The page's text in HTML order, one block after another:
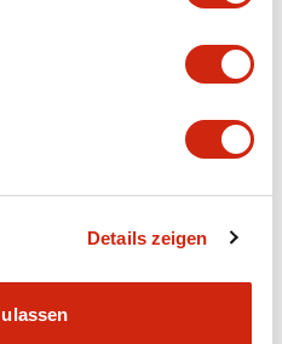
Details zeigen
(rated illuminated